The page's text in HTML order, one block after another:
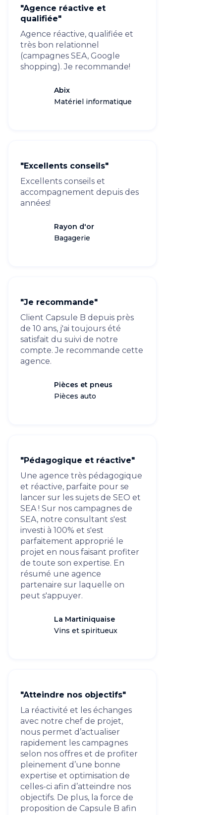
"Agence réactive et
qualifiée"
Agence réactive, qualifiée et
très bon relationnel
(campagnes SEA, Google
shopping). Je recommande!
Abix
Matériel informatique
"Excellents conseils"
Excellents conseils et
accompagnement depuis des
années!
Rayon d'or
Bagagerie
"Je recommande"
Client Capsule B depuis près
de 10 ans, j'ai toujours été
satisfait du suivi de notre
compte. Je recommande cette
agence.
Pièces et pneus
Pièces auto
"Pédagogique et réactive"
Une agence très pédagogique
et réactive, parfaite pour se
lancer sur les sujets de SEO et
SEA ! Sur nos campagnes de
SEA, notre consultant s'est
investi à 100% et s'est
parfaitement approprié le
projet en nous faisant profiter
de toute son expertise. En
résumé une agence
partenaire sur laquelle on
peut s'appuyer.
La Martiniquaise
Vins et spiritueux
"Atteindre nos objectifs"
La réactivité et les échanges
avec notre chef de projet,
nous permet d’actualiser
rapidement les campagnes
selon nos offres et de profiter
pleinement d’une bonne
expertise et optimisation de
celles-ci afin d’atteindre nos
objectifs. De plus, la force de
proposition de Capsule B afin